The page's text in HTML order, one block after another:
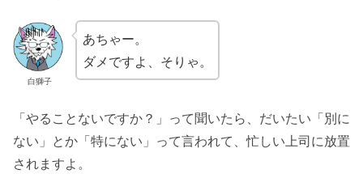
白獅子
あちゃー。
ダメですよ、そりゃ。
「やることないですか？」って聞いたら、だいたい「別に
ない」とか「特にない」って言われて、忙しい上司に放置
されますよ。